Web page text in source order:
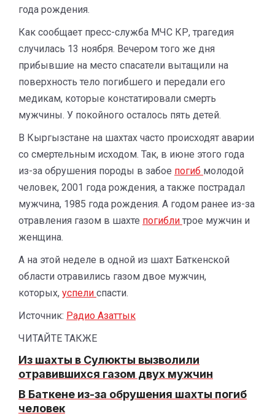
года рождения.
Как сообщает пресс-служба МЧС КР, трагедия
случилась 13 ноября. Вечером того же дня
прибывшие на место спасатели вытащили на
поверхность тело погибшего и передали его
медикам, которые констатировали смерть
мужчины. У покойного осталось пять детей.
В Кыргызстане на шахтах часто происходят аварии
со смертельным исходом. Так, в июне этого года
из-за обрушения породы в забое погиб молодой
человек, 2001 года рождения, а также пострадал
мужчина, 1985 года рождения. А годом ранее из-за
отравления газом в шахте погибли трое мужчин и
женщина.
А на этой неделе в одной из шахт Баткенской
области отравились газом двое мужчин,
которых, успели спасти.
Источник: Радио Азаттык
ЧИТАЙТЕ ТАКЖЕ
Из шахты в Сулюкты вызволили
отравившихся газом двух мужчин
В Баткене из-за обрушения шахты погиб
человек